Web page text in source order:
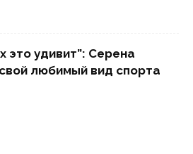
это удивит”: Серена
любимый вид спорта